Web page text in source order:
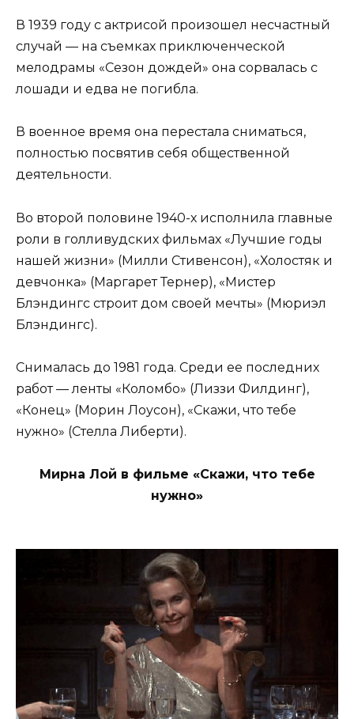
В 1939 году с актрисой произошел несчастный
случай — на съемках приключенческой
мелодрамы «Сезон дождей» она сорвалась с
лошади и едва не погибла.
В военное время она перестала сниматься,
полностью посвятив себя общественной
деятельности.
Во второй половине 1940-х исполнила главные
роли в голливудских фильмах «Лучшие годы
нашей жизни» (Милли Стивенсон), «Холостяк и
девчонка» (Маргарет Тернер), «Мистер
Блэндингс строит дом своей мечты» (Мюриэл
Блэндингс).
Снималась до 1981 года. Среди ее последних
работ — ленты «Коломбо» (Лиззи Филдинг),
«Конец» (Морин Лоусон), «Скажи, что тебе
нужно» (Стелла Либерти).
Мирна Лой в фильме «Скажи, что тебе
нужно»